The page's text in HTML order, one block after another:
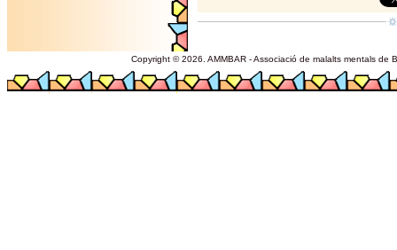
Copyright © 2026. AMMBAR - Associació de malalts mentals de